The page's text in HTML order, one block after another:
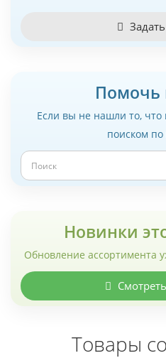
Помочь
Если вы не нашли то, что
поиском по
Новинки
Обновление ассортимента
Товары